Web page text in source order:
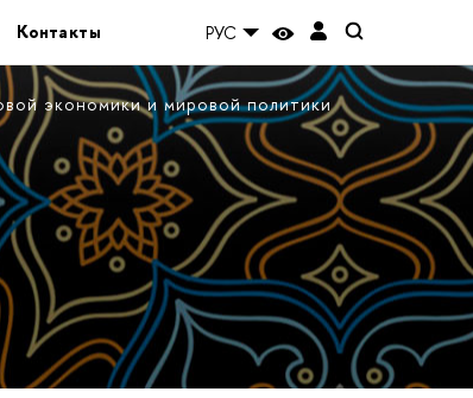
Контакты РУС
экономики и мировой политики